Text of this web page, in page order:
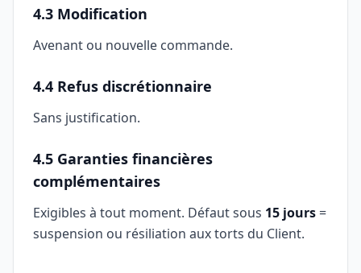
4.3 Modification
Avenant ou nouvelle commande.
4.4 Refus discrétionnaire
Sans justification.
4.5 Garanties financières
complémentaires
Exigibles à tout moment. Défaut sous 15 jours =
suspension ou résiliation aux torts du Client.